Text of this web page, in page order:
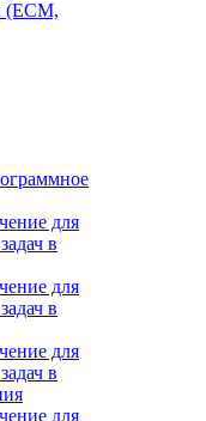
для
в
для
в
для
в
для